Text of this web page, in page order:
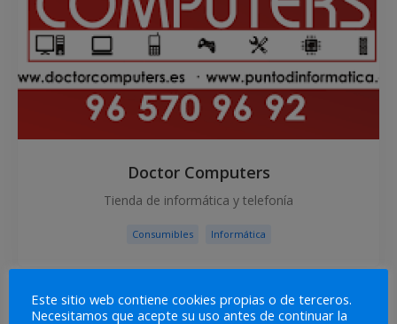
Doctor Computers
Tienda de informática y telefonía
Consumibles Informática
Este sitio web contiene cookies propias o de terceros.
Necesitamos que acepte su uso antes de continuar la